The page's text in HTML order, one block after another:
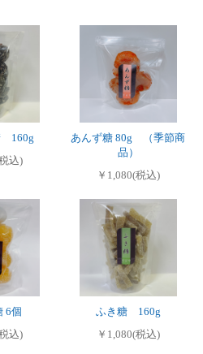
160g
込)
あんず糖 80g （季節商
品）
￥1,080(税込)
6個
込)
ふき糖 160g
￥1,080(税込)